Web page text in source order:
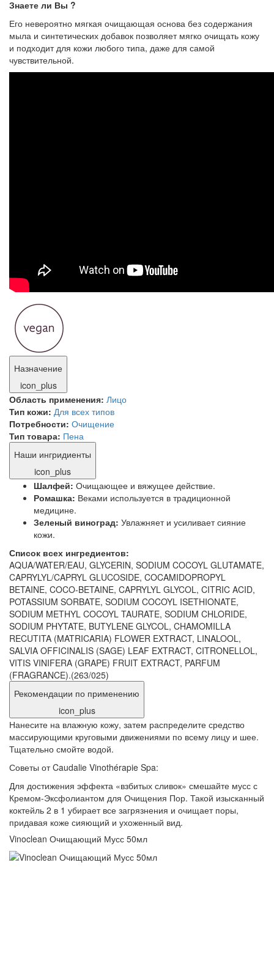
Знаете ли Вы ?
Его невероятно мягкая очищающая основа без содержания
мыла и синтетических добавок позволяет мягко очищать кожу
и подходит для кожи любого типа, даже для самой
чувствительной.
Назначение
icon_plus
Область применения: Лицо
Тип кожи: Для всех типов
Потребности: Очищение
Тип товара: Пена
Наши ингридиенты
icon_plus
Шалфей: Очищающее и вяжущее действие.
Ромашка: Веками используется в традиционной
медицине.
Зеленый виноград: Увлажняет и усиливает сияние
кожи.
Список всех ингредиентов:
AQUA/WATER/EAU, GLYCERIN, SODIUM COCOYL GLUTAMATE,
CAPRYLYL/CAPRYL GLUCOSIDE, COCAMIDOPROPYL
BETAINE, COCO-BETAINE, CAPRYLYL GLYCOL, CITRIC ACID,
POTASSIUM SORBATE, SODIUM COCOYL ISETHIONATE,
SODIUM METHYL COCOYL TAURATE, SODIUM CHLORIDE,
SODIUM PHYTATE, BUTYLENE GLYCOL, CHAMOMILLA
RECUTITA (MATRICARIA) FLOWER EXTRACT, LINALOOL,
SALVIA OFFICINALIS (SAGE) LEAF EXTRACT, CITRONELLOL,
VITIS VINIFERA (GRAPE) FRUIT EXTRACT, PARFUM
(FRAGRANCE).(263/025)
Рекомендации по применению
icon_plus
Нанесите на влажную кожу, затем распределите средство
массирующими круговыми движениями по всему лицу и шее.
Тщательно смойте водой.
Советы от Caudalie Vinothérapie Spa:
Для достижения эффекта «взбитых сливок» смешайте мусс с
Кремом-Эксфолиантом для Очищения Пор. Такой изысканный
коктейль 2 в 1 убирает все загрязнения и очищает поры,
придавая коже сияющий и ухоженный вид.
Vinoclean Очищающий Мусс 50мл